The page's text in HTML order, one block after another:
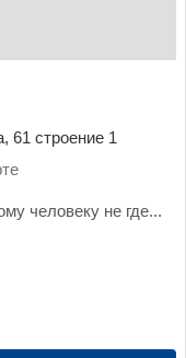
61 строение 1
человеку не где...